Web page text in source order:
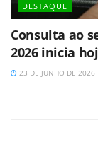
DESTAQUE
Consulta ao
2026 inicia
23 DE JUNHO DE 2026